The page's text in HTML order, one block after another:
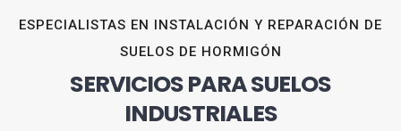
ESPECIALISTAS EN INSTALACIÓN Y REPARACIÓN DE
SUELOS DE HORMIGÓN
SERVICIOS PARA SUELOS
INDUSTRIALES